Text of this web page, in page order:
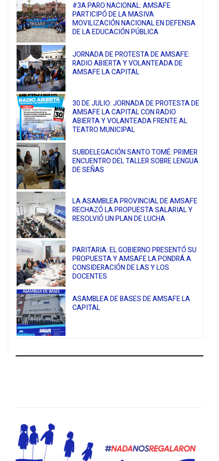
#3A PARO NACIONAL: AMSAFE
PARTICIPÓ DE LA MASIVA
MOVILIZACIÓN NACIONAL EN DEFENSA
DE LA EDUCACIÓN PÚBLICA
JORNADA DE PROTESTA DE AMSAFE:
RADIO ABIERTA Y VOLANTEADA DE
AMSAFE LA CAPITAL
30 DE JULIO: JORNADA DE PROTESTA DE
AMSAFE LA CAPITAL CON RADIO
ABIERTA Y VOLANTEADA FRENTE AL
TEATRO MUNICIPAL
SUBDELEGACIÓN SANTO TOMÉ: PRIMER
ENCUENTRO DEL TALLER SOBRE LENGUA
DE SEÑAS
LA ASAMBLEA PROVINCIAL DE AMSAFE
RECHAZÓ LA PROPUESTA SALARIAL Y
RESOLVIÓ UN PLAN DE LUCHA
PARITARIA: EL GOBIERNO PRESENTÓ SU
PROPUESTA Y AMSAFE LA PONDRÁ A
CONSIDERACIÓN DE LAS Y LOS
DOCENTES
ASAMBLEA DE BASES DE AMSAFE LA
CAPITAL